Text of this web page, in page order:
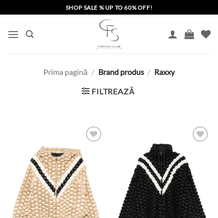
to
content
SHOP SALE % UP TO 60% OFF!
Prima pagină / Brand produs / Raxxy
FILTREAZĂ